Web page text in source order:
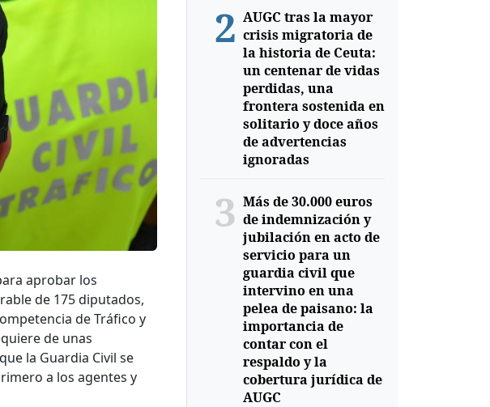
aprobar los
de 175 diputados,
de Tráfico y
de unas
la Guardia Civil se
a los agentes y
2 AUGC tras la mayor
crisis migratoria de
la historia de Ceuta:
un centenar de vidas
perdidas, una
frontera sostenida en
solitario y doce años
de advertencias
ignoradas
3 Más de 30.000 euros
de indemnización y
jubilación en acto de
servicio para un
guardia civil que
intervino en una
pelea de paisano: la
importancia de
contar con el
respaldo y la
cobertura jurídica de
AUGC